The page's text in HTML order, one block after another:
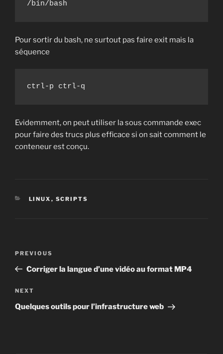
/bin/bash
Pour sortir du bash, ne surtout pas faire exit mais la
séquence
ctrl-p ctrl-q
Evidemment, on peut utiliser la sous commande exec
pour faire des trucs plus efficace si on sait comment le
conteneur est conçu.
CATEGORIES
LINUX , SCRIPTS
Previous
Post
PREVIOUS
Corriger la langue d’une vidéo au format MP4
Next
Post
NEXT
Quelques outils pour l’infrastructure web